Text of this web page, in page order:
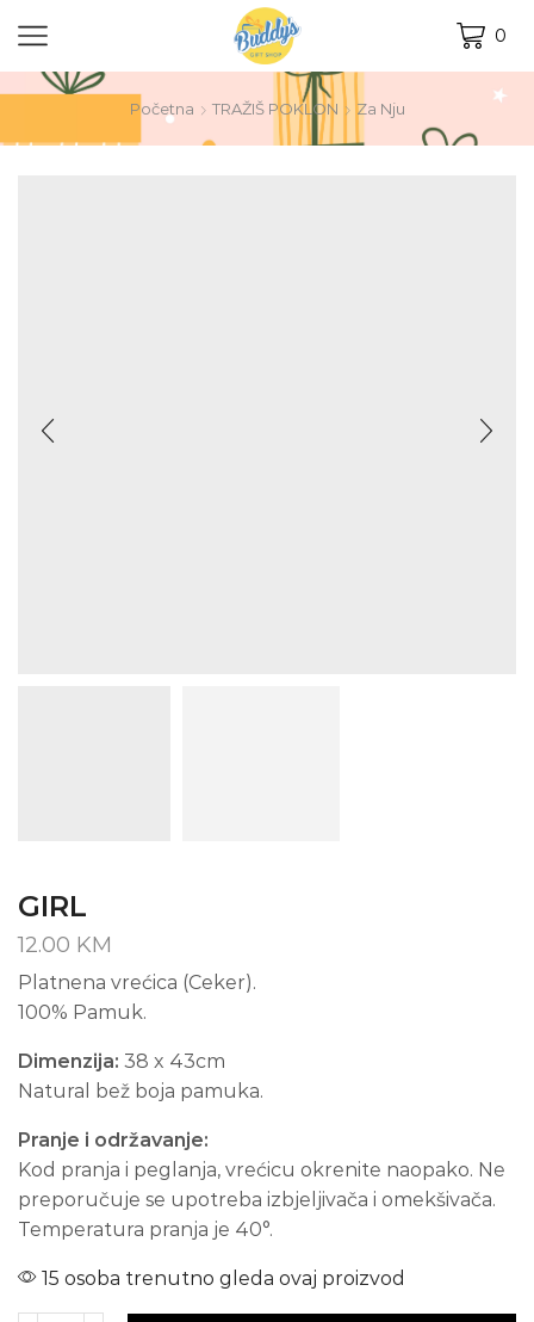
0
Početna TRAŽIŠ POKLON Za Nju
GIRL
12.00 KM
Platnena vrećica (Ceker).
100% Pamuk.
Dimenzija: 38 x 43cm
Natural bež boja pamuka.
Pranje i održavanje:
Kod pranja i peglanja, vrećicu okrenite naopako. Ne
preporučuje se upotreba izbjeljivača i omekšivača.
Temperatura pranja je 40°.
15 osoba trenutno gleda ovaj proizvod